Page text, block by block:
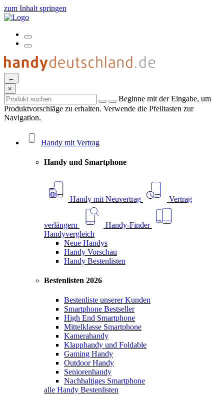
zum Inhalt springen
←
×
Beginne mit der Eingabe, um
Produktvorschläge zu erhalten. Verwende die Pfeiltasten zur
Navigation.
Handy mit Vertrag
Handy und Smartphone
Handy mit Neuvertrag Vertrag
verlängern
Handy-Finder
Handyvergleich
Neue Handys
Handy Vorschau
Handy Bestenlisten
Bestenlisten 2026
Bestenliste unserer Kunden
Smartphone Bestseller
High End Smartphone
Mittelklasse Smartphone
Kamerahandy
Klapphandy und Foldable
Gaming Handy
Outdoor Handy
Seniorenhandy
Nachhaltiges Smartphone
alle Handy Bestenlisten